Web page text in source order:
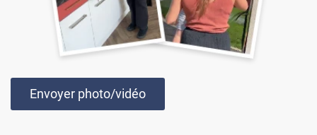
Envoyer photo/vidéo